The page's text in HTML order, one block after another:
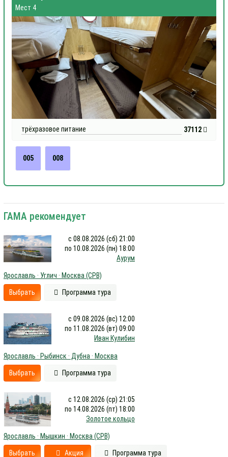
Мест 4
трёхразовое питание 37112
005 008
ГАМА рекомендует
с 08.08.2026 (сб) 21:00
по 10.08.2026 (пн) 18:00
Аурум
Ярославль · Углич · Москва (СРВ)
Выбрать Программа тура
с 09.08.2026 (вс) 12:00
по 11.08.2026 (вт) 09:00
Иван Кулибин
Ярославль · Рыбинск · Дубна · Москва
Выбрать Программа тура
с 12.08.2026 (ср) 21:05
по 14.08.2026 (пт) 18:00
Золотое кольцо
Ярославль · Мышкин · Москва (СРВ)
Выбрать Акция Программа тура